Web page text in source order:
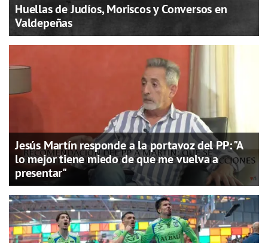
Huellas de Judíos, Moriscos y Conversos en
Valdepeñas
Jesús Martín responde a la portavoz del PP: "A
lo mejor tiene miedo de que me vuelva a
presentar"